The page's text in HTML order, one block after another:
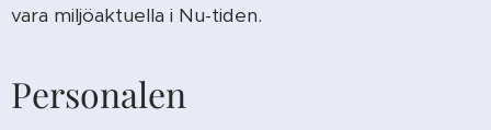
vara miljöaktuella i Nu-tiden.
Personalen